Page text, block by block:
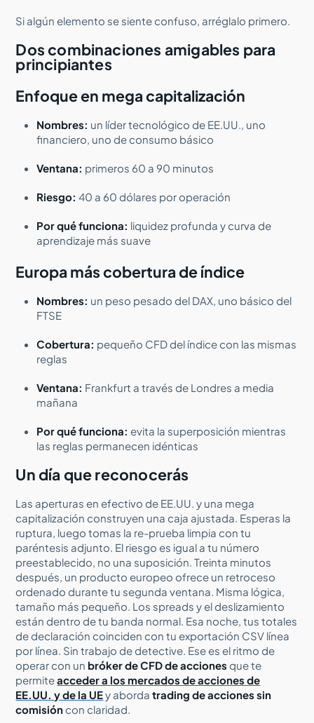
Si algún elemento se siente confuso, arréglalo primero.
Dos combinaciones amigables para
principiantes
Enfoque en mega capitalización
Nombres: un líder tecnológico de EE.UU., uno
financiero, uno de consumo básico
Ventana: primeros 60 a 90 minutos
Riesgo: 40 a 60 dólares por operación
Por qué funciona: liquidez profunda y curva de
aprendizaje más suave
Europa más cobertura de índice
Nombres: un peso pesado del DAX, uno básico del
FTSE
Cobertura: pequeño CFD del índice con las mismas
reglas
Ventana: Frankfurt a través de Londres a media
mañana
Por qué funciona: evita la superposición mientras
las reglas permanecen idénticas
Un día que reconocerás
Las aperturas en efectivo de EE.UU. y una mega
capitalización construyen una caja ajustada. Esperas la
ruptura, luego tomas la re-prueba limpia con tu
paréntesis adjunto. El riesgo es igual a tu número
preestablecido, no una suposición. Treinta minutos
después, un producto europeo ofrece un retroceso
ordenado durante tu segunda ventana. Misma lógica,
tamaño más pequeño. Los spreads y el deslizamiento
están dentro de tu banda normal. Esa noche, tus totales
de declaración coinciden con tu exportación CSV línea
por línea. Sin trabajo de detective. Ese es el ritmo de
operar con un bróker de CFD de acciones que te
permiteacceder a los mercados de acciones de
EE.UU. y de la UEy abordatrading de acciones sin
comisión con claridad.